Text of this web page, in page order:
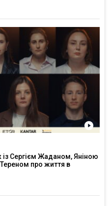
Сергієм Жаданом, Яніною
про життя в